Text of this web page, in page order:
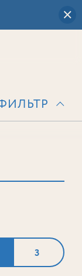
3
лота